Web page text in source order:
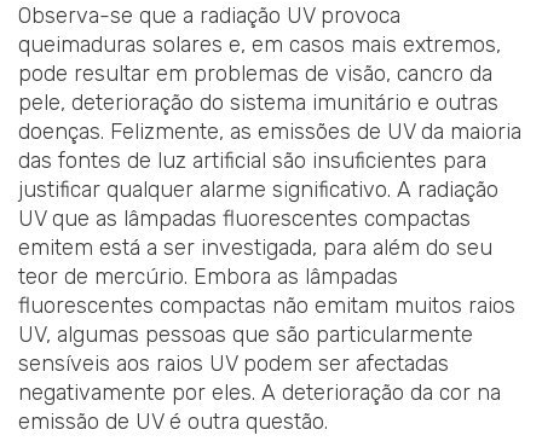
Observa-se que a radiação UV provoca
queimaduras solares e, em casos mais extremos,
pode resultar em problemas de visão, cancro da
pele, deterioração do sistema imunitário e outras
doenças. Felizmente, as emissões de UV da maioria
das fontes de luz artificial são insuficientes para
justificar qualquer alarme significativo. A radiação
UV que as lâmpadas fluorescentes compactas
emitem está a ser investigada, para além do seu
teor de mercúrio. Embora as lâmpadas
fluorescentes compactas não emitam muitos raios
UV, algumas pessoas que são particularmente
sensíveis aos raios UV podem ser afectadas
negativamente por eles. A deterioração da cor na
emissão de UV é outra questão.